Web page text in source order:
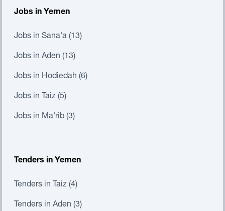
Jobs in Yemen
Jobs in Sana'a (13)
Jobs in Aden (13)
Jobs in Hodiedah (6)
Jobs in Taiz (5)
Jobs in Ma'rib (3)
Tenders in Yemen
Tenders in Taiz (4)
Tenders in Aden (3)